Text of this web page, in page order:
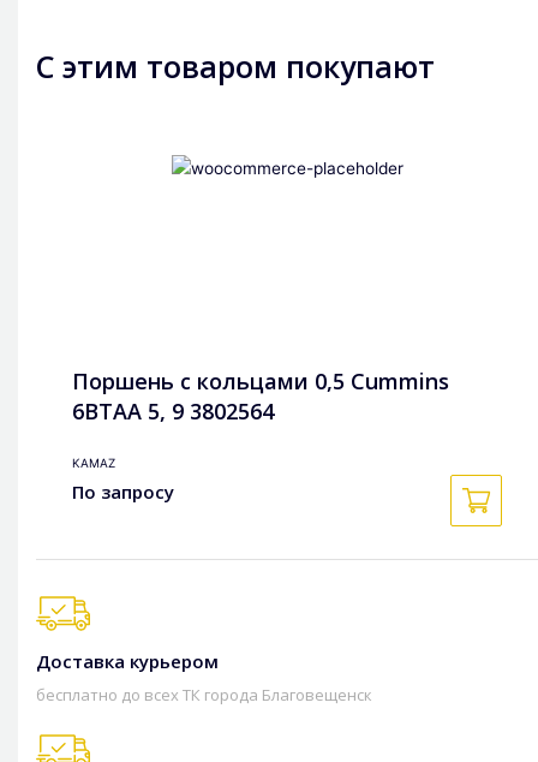
С этим товаром покупают
Поршень с кольцами 0,5 Cummins
6BTAA 5, 9 3802564
KAMAZ
По запросу
Доставка курьером
бесплатно до всех ТК города Благовещенск